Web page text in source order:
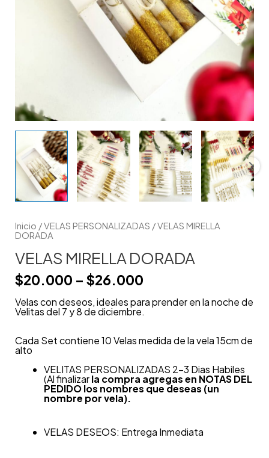
Inicio /VELAS PERSONALIZADAS / VELAS MIRELLA
DORADA
VELAS MIRELLA DORADA
$20.000 – $26.000
Velas con deseos, ideales para prender en la noche de
Velitas del 7 y 8 de diciembre.
Cada Set contiene 10 Velas medida de la vela 15cm de
alto
VELITAS PERSONALIZADAS 2-3 Dias Habiles
(Al finalizarla compra agregas en NOTAS DEL
PEDIDO los nombres que deseas (un
nombre por vela).
VELAS DESEOS: Entrega Inmediata